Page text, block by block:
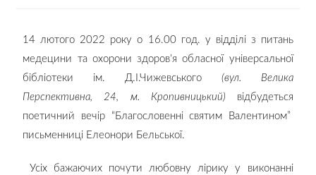
14 лютого 2022 року о 16.00 год. у відділі з питань
медецини та охорони здоров’я обласної універсальної
бібліотеки ім. Д.І.Чижевського (вул. Велика
Перспективна, 24, м. Кропивницький) відбудеться
поетичний вечір “Благословенні святим Валентином”
письменниці Елеонори Бельської.
Усіх бажаючих почути любовну лірику у виконанні